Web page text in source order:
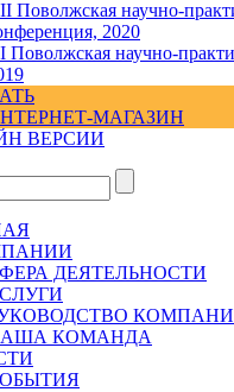
Поволжская научно-
2020
Поволжская научно-
МАГАЗИН
ВЕРСИИ
ДЕЯТЕЛЬНОСТИ
КОМАНДА